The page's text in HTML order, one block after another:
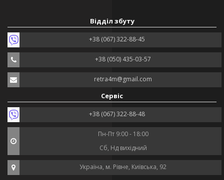
Відділ збуту
+38 (067) 322-88-45
+38 (050) 435-03-57
retra4m@gmail.com
Сервіс
+38 (067) 322-88-48
Пн-Пт 9:00 - 18:00
Сб, Нд вихідний
Україна, м. Рівне, Київська, 92